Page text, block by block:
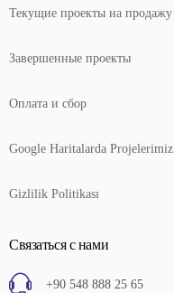
Текущие проекты на продажу
Завершенные проекты
Оплата и сбор
Google Haritalarda Projelerimiz
Gizlilik Politikası
Связаться с нами
+90 548 888 25 65